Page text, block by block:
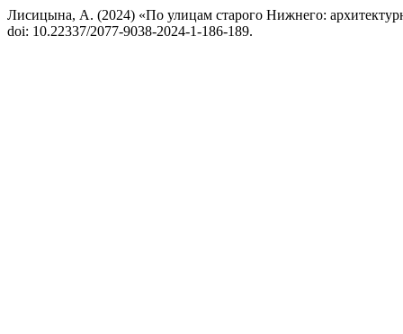
Лисицына, А. (2024) «По улицам старого Нижнего:
doi: 10.22337/2077-9038-2024-1-186-189.